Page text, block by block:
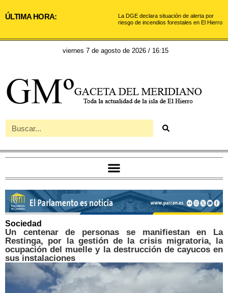
ÚLTIMA HORA:
La DGE declara situación de alerta por
riesgo de incendios forestales en El Hierro
viernes 7 de agosto de 2026 / 16:15
Sociedad
Un centenar de personas se manifiestan en La
Restinga, por la gestión de la crisis migratoria, la
ocupación del muelle y la destrucción de cayucos en
sus instalaciones